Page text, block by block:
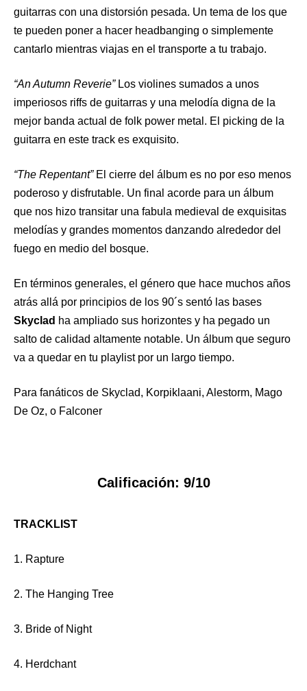
guitarras con una distorsión pesada. Un tema de los que
te pueden poner a hacer headbanging o simplemente
cantarlo mientras viajas en el transporte a tu trabajo.
“An Autumn Reverie” Los violines sumados a unos
imperiosos riffs de guitarras y una melodía digna de la
mejor banda actual de folk power metal. El picking de la
guitarra en este track es exquisito.
“The Repentant” El cierre del álbum es no por eso menos
poderoso y disfrutable. Un final acorde para un álbum
que nos hizo transitar una fabula medieval de exquisitas
melodías y grandes momentos danzando alrededor del
fuego en medio del bosque.
En términos generales, el género que hace muchos años
atrás allá por principios de los 90´s sentó las bases
Skyclad ha ampliado sus horizontes y ha pegado un
salto de calidad altamente notable. Un álbum que seguro
va a quedar en tu playlist por un largo tiempo.
Para fanáticos de Skyclad, Korpiklaani, Alestorm, Mago
De Oz, o Falconer
Calificación: 9/10
TRACKLIST
1. Rapture
2. The Hanging Tree
3. Bride of Night
4. Herdchant